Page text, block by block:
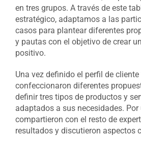
en tres grupos. A través de este
estratégico, adaptamos a las
casos para plantear diferentes
y pautas con el objetivo de crear
positivo.
Una vez definido el perfil de
confeccionaron diferentes
definir tres tipos de productos y
adaptados a sus necesidades.
compartieron con el resto de
resultados y discutieron aspectos